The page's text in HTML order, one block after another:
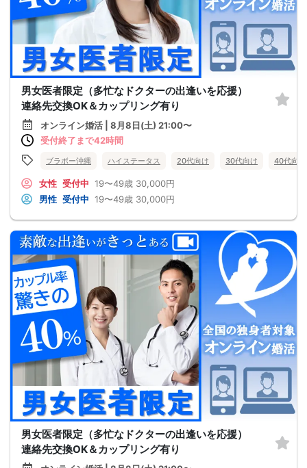
男女医者限定（多忙なドクターの出逢いを応援）
連絡先交換OK＆カップリング有り
オンライン婚活 | 8月8日(土) 21:00〜
受付終了まで42時間
ブラボー沖縄 ハイステータス 20代向け 30代向け 40代向け
女性 受付中 19〜49歳 30,000円
男性 受付中 19〜49歳 30,000円
男女医者限定（多忙なドクターの出逢いを応援）
連絡先交換OK＆カップリング有り